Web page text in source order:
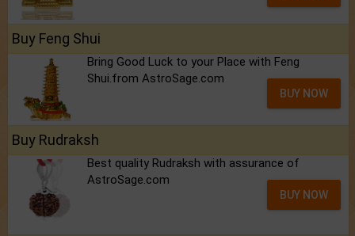
Buy Feng Shui
Bring Good Luck to your Place with Feng
Shui.from AstroSage.com
BUY NOW
Buy Rudraksh
Best quality Rudraksh with assurance of
AstroSage.com
BUY NOW